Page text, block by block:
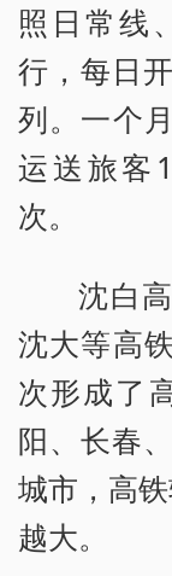
照日常线
行，每日
列。一个
运送旅客
次。
沈白
沈大等高
次形成了
阳、长春
城市，高
越大。